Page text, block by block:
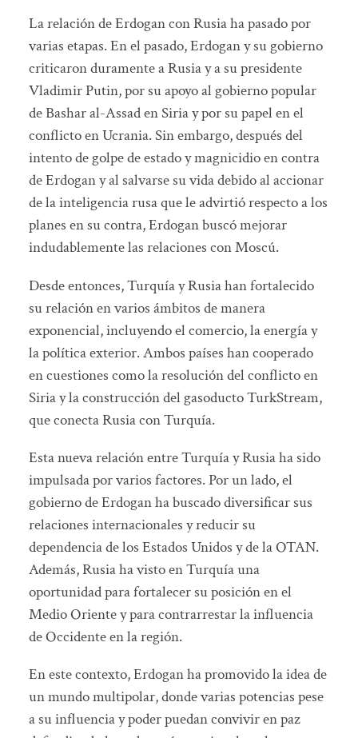
La relación de Erdogan con Rusia ha pasado por
varias etapas. En el pasado, Erdogan y su gobierno
criticaron duramente a Rusia y a su presidente
Vladimir Putin, por su apoyo al gobierno popular
de Bashar al-Assad en Siria y por su papel en el
conflicto en Ucrania. Sin embargo, después del
intento de golpe de estado y magnicidio en contra
de Erdogan y al salvarse su vida debido al accionar
de la inteligencia rusa que le advirtió respecto a los
planes en su contra, Erdogan buscó mejorar
indudablemente las relaciones con Moscú.
Desde entonces, Turquía y Rusia han fortalecido
su relación en varios ámbitos de manera
exponencial, incluyendo el comercio, la energía y
la política exterior. Ambos países han cooperado
en cuestiones como la resolución del conflicto en
Siria y la construcción del gasoducto TurkStream,
que conecta Rusia con Turquía.
Esta nueva relación entre Turquía y Rusia ha sido
impulsada por varios factores. Por un lado, el
gobierno de Erdogan ha buscado diversificar sus
relaciones internacionales y reducir su
dependencia de los Estados Unidos y de la OTAN.
Además, Rusia ha visto en Turquía una
oportunidad para fortalecer su posición en el
Medio Oriente y para contrarrestar la influencia
de Occidente en la región.
En este contexto, Erdogan ha promovido la idea de
un mundo multipolar, donde varias potencias pese
a su influencia y poder puedan convivir en paz